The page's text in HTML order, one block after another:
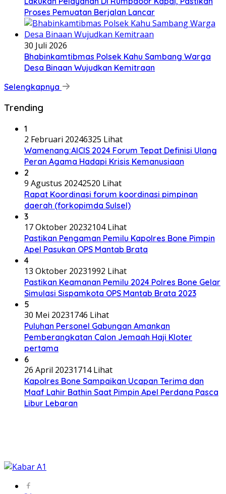
Proses Pemuatan Berjalan Lancar
30 Juli 2026
Bhabinkamtibmas Polsek Kahu Sambang Warga
Desa Binaan Wujudkan Kemitraan
Selengkapnya
Trending
1
2 Februari 20246325 Lihat
Wamenang:AICIS 2024 Forum Tepat Definisi Ulang
Peran Agama Hadapi Krisis Kemanusiaan
2
9 Agustus 20242520 Lihat
Rapat Koordinasi forum koordinasi pimpinan
daerah (forkopimda Sulsel)
3
17 Oktober 20232104 Lihat
Pastikan Pengaman Pemilu Kapolres Bone Pimpin
Apel Pasukan OPS Mantab Brata
4
13 Oktober 20231992 Lihat
Pastikan Keamanan Pemilu 2024 Polres Bone Gelar
Simulasi Sispamkota OPS Mantab Brata 2023
5
30 Mei 20231746 Lihat
Puluhan Personel Gabungan Amankan
Pemberangkatan Calon Jemaah Haji Kloter
pertama
6
26 April 20231714 Lihat
Kapolres Bone Sampaikan Ucapan Terima dan
Maaf Lahir Bathin Saat Pimpin Apel Perdana Pasca
Libur Lebaran